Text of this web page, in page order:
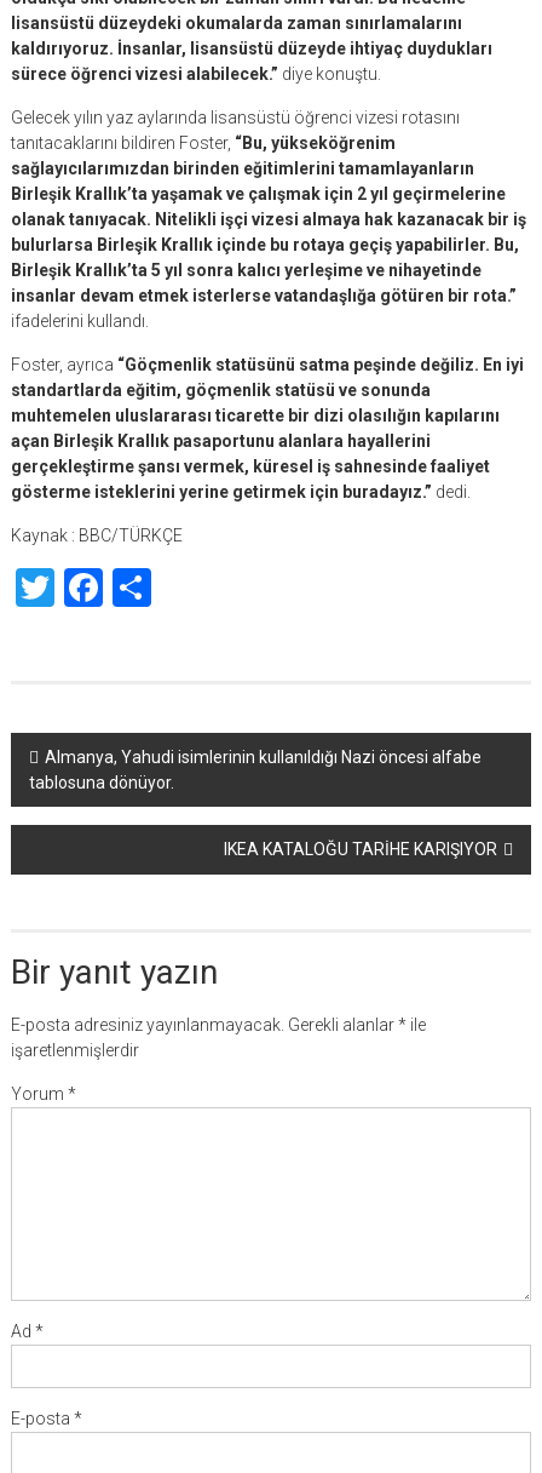
lisansüstü düzeydeki okumalarda zaman sınırlamalarını
kaldırıyoruz. İnsanlar, lisansüstü düzeyde ihtiyaç duydukları
sürece öğrenci vizesi alabilecek.” diye konuştu.
Gelecek yılın yaz aylarında lisansüstü öğrenci vizesi rotasını
tanıtacaklarını bildiren Foster, “Bu, yükseköğrenim
sağlayıcılarımızdan birinden eğitimlerini tamamlayanların
Birleşik Krallık’ta yaşamak ve çalışmak için 2 yıl geçirmelerine
olanak tanıyacak. Nitelikli işçi vizesi almaya hak kazanacak bir iş
bulurlarsa Birleşik Krallık içinde bu rotaya geçiş yapabilirler. Bu,
Birleşik Krallık’ta 5 yıl sonra kalıcı yerleşime ve nihayetinde
insanlar devam etmek isterlerse vatandaşlığa götüren bir rota.”
ifadelerini kullandı.
Foster, ayrıca “Göçmenlik statüsünü satma peşinde değiliz. En iyi
standartlarda eğitim, göçmenlik statüsü ve sonunda
muhtemelen uluslararası ticarette bir dizi olasılığın kapılarını
açan Birleşik Krallık pasaportunu alanlara hayallerini
gerçekleştirme şansı vermek, küresel iş sahnesinde faaliyet
gösterme isteklerini yerine getirmek için buradayız.” dedi.
Kaynak : BBC/TÜRKÇE
TwitterFacebook
Share
Yazı
dolaşımı
Almanya, Yahudi isimlerinin kullanıldığı Nazi öncesi alfabe
tablosuna dönüyor.
IKEA KATALOĞU TARİHE KARIŞIYOR
Bir yanıt yazın
E-posta adresiniz yayınlanmayacak. Gerekli alanlar*ile
işaretlenmişlerdir
Yorum *
Ad *
E-posta *